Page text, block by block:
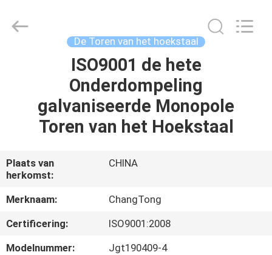
PRODUCTEN
ONS
FABRIEKSREIS
KWALITEITSCONTROLE
Structure
De Toren van het hoekstaal
ISO9001 de hete
Onderdompeling
galvaniseerde Monopole
Toren van het Hoekstaal
Plaats van
herkomst:
CHINA
Merknaam:
ChangTong
Certificering:
ISO9001:2008
Modelnummer:
Jgt190409-4